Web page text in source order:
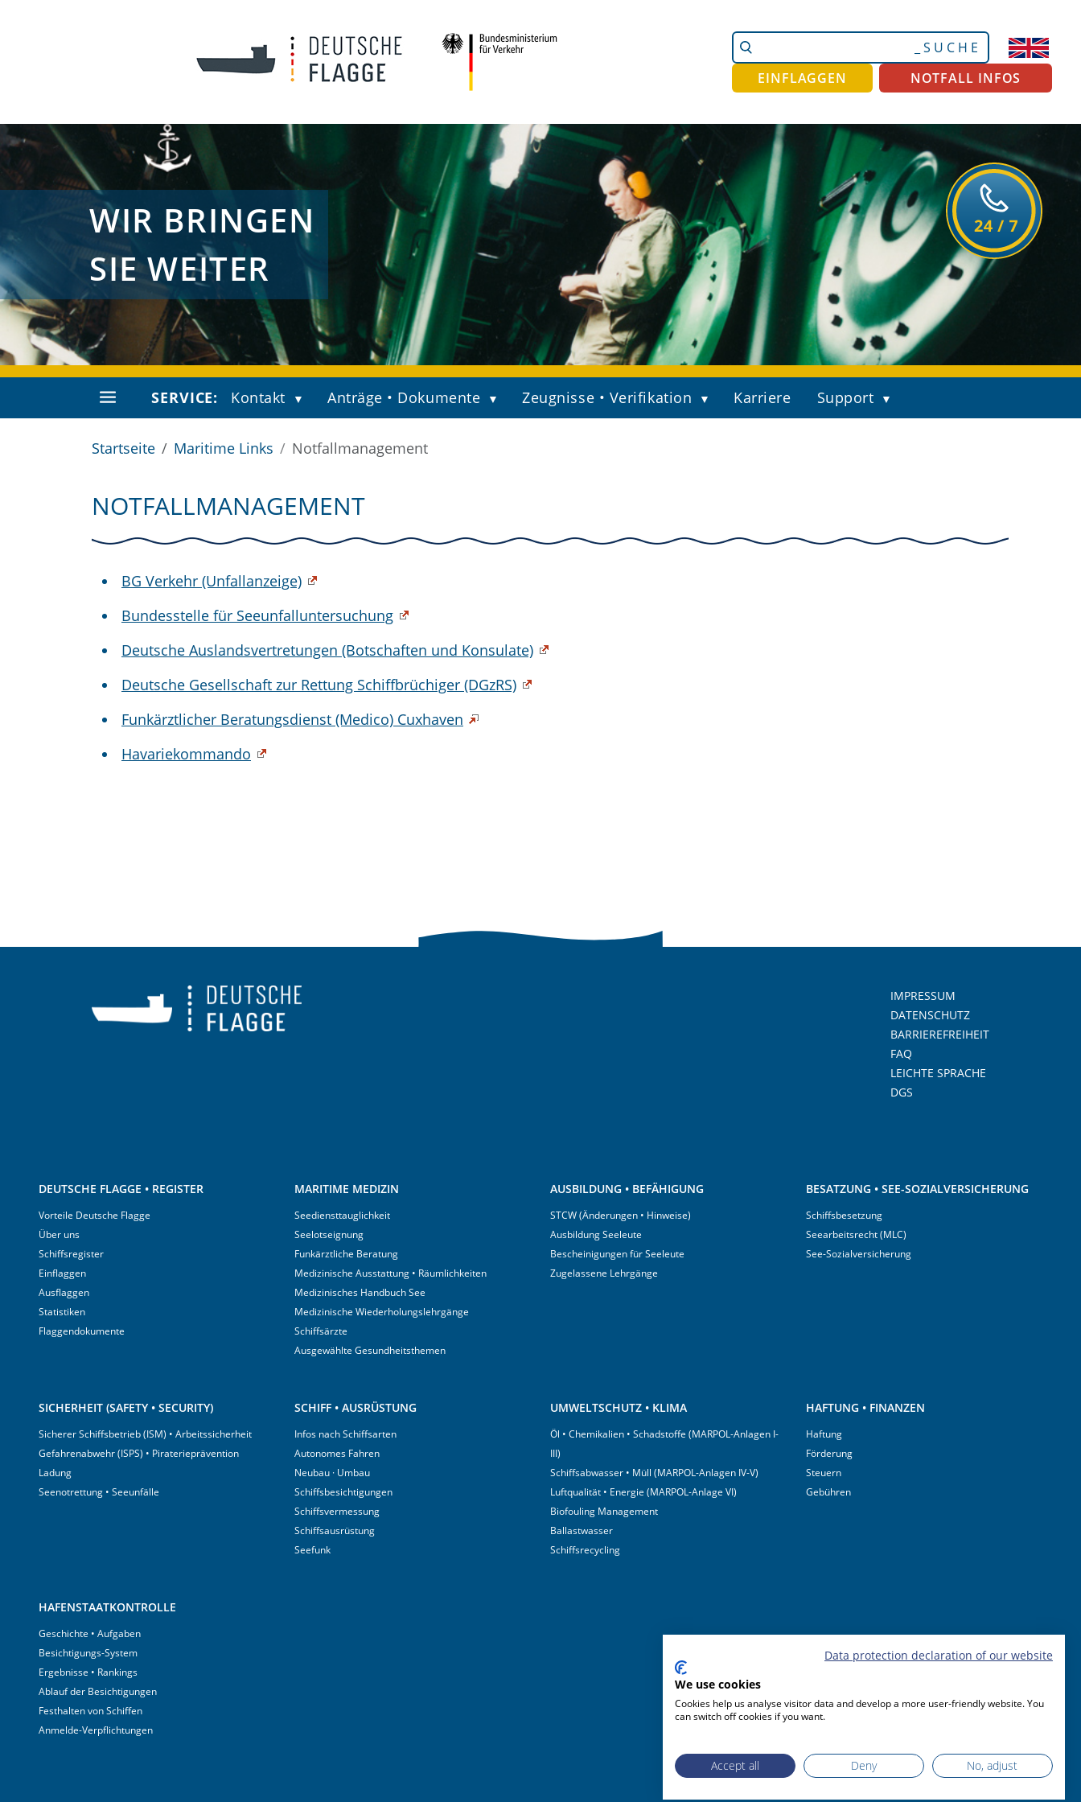
Website
durchsuchen
Erweiterte
Suche…
EINFLAGGEN
NOTFALL INFOS
WIR BRINGEN
SIE WEITER
SERVICE: Kontakt Anträge • Dokumente Zeugnisse • Verifikation Karriere Support
Startseite Maritime Links Notfallmanagement
NOTFALLMANAGEMENT
BG Verkehr (Unfallanzeige)
Bundesstelle für Seeunfalluntersuchung
Deutsche Auslandsvertretungen (Botschaften und Konsulate)
Deutsche Gesellschaft zur Rettung Schiffbrüchiger (DGzRS)
Funkärztlicher Beratungsdienst (Medico) Cuxhaven
Havariekommando
IMPRESSUM
DATENSCHUTZ
BARRIEREFREIHEIT
FAQ
LEICHTE SPRACHE
DGS
DEUTSCHE FLAGGE • REGISTER
Vorteile Deutsche Flagge
Über uns
Schiffsregister
Einflaggen
Ausflaggen
Statistiken
Flaggendokumente
MARITIME MEDIZIN
Seediensttauglichkeit
Seelotseignung
Funkärztliche Beratung
Medizinische Ausstattung • Räumlichkeiten
Medizinisches Handbuch See
Medizinische Wiederholungslehrgänge
Schiffsärzte
Ausgewählte Gesundheitsthemen
AUSBILDUNG • BEFÄHIGUNG
STCW (Änderungen • Hinweise)
Ausbildung Seeleute
Bescheinigungen für Seeleute
Zugelassene Lehrgänge
BESATZUNG • SEE-SOZIALVERSICHERUNG
Schiffsbesetzung
Seearbeitsrecht (MLC)
See-Sozialversicherung
SICHERHEIT (SAFETY • SECURITY)
Sicherer Schiffsbetrieb (ISM) • Arbeitssicherheit
Gefahrenabwehr (ISPS) • Piraterieprävention
Ladung
Seenotrettung • Seeunfälle
SCHIFF • AUSRÜSTUNG
Infos nach Schiffsarten
Autonomes Fahren
Neubau · Umbau
Schiffsbesichtigungen
Schiffsvermessung
Schiffsausrüstung
Seefunk
UMWELTSCHUTZ • KLIMA
Öl • Chemikalien • Schadstoffe (MARPOL-Anlagen I-
III)
Schiffsabwasser • Müll (MARPOL-Anlagen IV-V)
Luftqualität • Energie (MARPOL-Anlage VI)
Biofouling Management
Ballastwasser
Schiffsrecycling
HAFTUNG • FINANZEN
Haftung
Förderung
Steuern
Gebühren
HAFENSTAATKONTROLLE
Geschichte • Aufgaben
Besichtigungs-System
Ergebnisse • Rankings
Ablauf der Besichtigungen
Festhalten von Schiffen
Anmelde-Verpflichtungen
Data protection declaration of our website
We use cookies
Cookies help us analyse visitor data and develop a more user-friendly website. You
can switch off cookies if you want.
Accept all Deny No, adjust